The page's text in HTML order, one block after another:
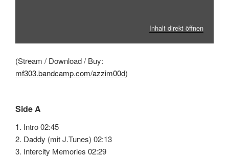
Inhalt direkt öffnen
(Stream / Download / Buy:
mf303.bandcamp.com/azzim00d)
Side A
1. Intro 02:45
2. Daddy (mit J.Tunes) 02:13
3. Intercity Memories 02:29